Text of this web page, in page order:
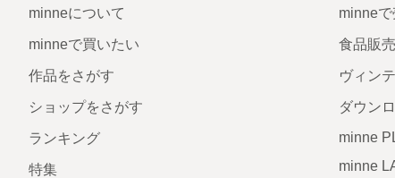
minneについて
minneで買いたい
作品をさがす
ショップをさがす
ランキング
特集
minne
食品販売
ヴィン
ダウン
minne
minne